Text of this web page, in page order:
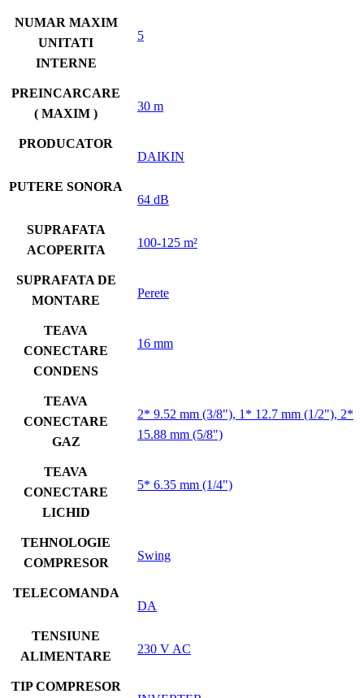
NUMAR MAXIM
UNITATI
INTERNE
5
PREINCARCARE
( MAXIM )
30 m
PRODUCATOR
DAIKIN
PUTERE SONORA
64 dB
SUPRAFATA
ACOPERITA
100-125 m²
SUPRAFATA DE
MONTARE
Perete
TEAVA
CONECTARE
CONDENS
16 mm
TEAVA
CONECTARE
GAZ
2* 9.52 mm (3/8"), 1* 12.7 mm (1/2"), 2*
15.88 mm (5/8")
TEAVA
CONECTARE
LICHID
5* 6.35 mm (1/4")
TEHNOLOGIE
COMPRESOR
Swing
TELECOMANDA
DA
TENSIUNE
ALIMENTARE
230 V AC
TIP COMPRESOR